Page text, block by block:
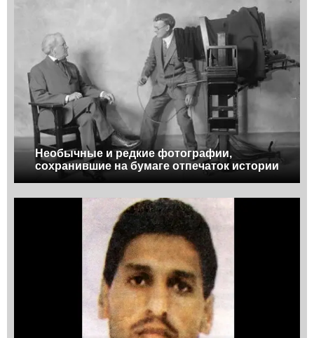
Необычные и редкие фотографии,
сохранившие на бумаге отпечаток истории